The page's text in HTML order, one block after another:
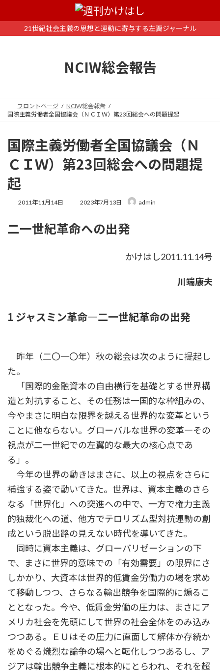
ン
ー
21世紀社会主義の思想と運動に寄与する左翼ジャーナル
NCIW総会報告
フロントページ
NCIW総会報告
国際主義労働者全国協議会（ＮＣＩＷ）第23回総会への問題提起
国際主義労働者全国協議会（Ｎ
ＣＩＷ）第23回総会への問題提
起
2011年11月14日
最
新
2023年7月13日 admin
二一世紀革命への出発
かけはし2011.11.14号
川端康夫
1 ジャスミン革命―二一世紀革命の出発
昨年（二〇一〇年）秋の総会は次のように提起し
た。
「国際的金融資本の自由横行を基礎とする世界構
造と対抗すること、その任務は一国的な枠組みの、
今やまさに明白な限界を越える世界的な変革という
ことに他ならない。グローバルな世界の変革―その
視点が二一世紀での左翼的な最大の核心点であ
る」。
今年の世界の動きはまさに、以上の視点をさらに
補強する姿で動いてきた。世界は、資本主義のさら
なる「世界化」への突進への中で、一方で権力主義
的独裁化への道、他方でテロリズム型対抗運動の創
成という脱出路の見えない時代を導いてきた。
同時に資本主義は、グローバリゼーションの下
で、まさに世界的意味での「有効需要」の限界にさ
しかかり、大資本は世界的低賃金労働力の場を求め
て移動しつつ、さらなる輸出競争を国際的に煽るこ
ととなった。今や、低賃金労働の圧力は、まさにア
メリカ社会を先頭にして世界の社会全体をのみ込み
つつある。ＥＵはその圧力に直面して解体か存続か
をめぐる熾烈な論争の場へと転化しつつあるし、ア
ジアは輸出競争主義に根本的にとらわれ、それを超